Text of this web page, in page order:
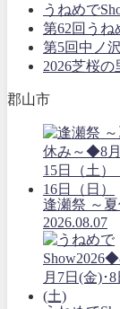
うねめで
第62回う
第5回中ノ
2026芝桜
郡山市
逢瀬祭 ～
2026.08.07